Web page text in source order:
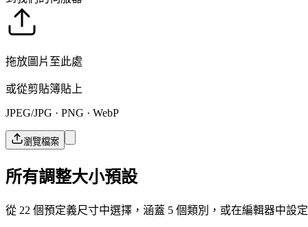
拖放圖片至此處
或從剪貼簿貼上
JPEG/JPG · PNG · WebP
瀏覽檔案
所有調整大小預設
從 22 個預定義尺寸中選擇，涵蓋 5 個類別，或在編輯器中設